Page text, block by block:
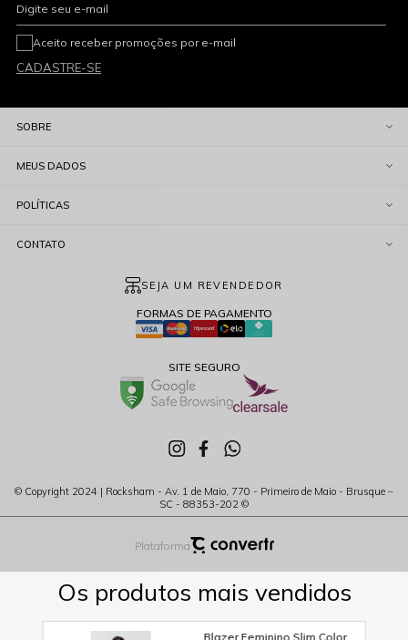
Digite seu e-mail
CADASTRE-SE
Aceito receber promoções por e-mail
SOBRE
MEUS DADOS
POLÍTICAS
CONTATO
FORMAS DE PAGAMENTO
SITE SEGURO
SEJA UM REVENDEDOR
© Copyright 2024 | Rocksham - Av. 1 de Maio, 770 - Primeiro de Maio - Brusque –
SC - 88353-202 ©
Plataforma